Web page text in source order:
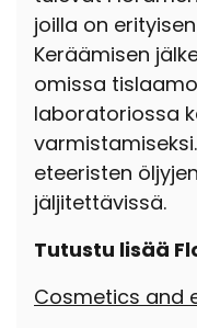
joilla on
Keräämisen
omissa
laboratoriossa
eteeristen
jäljitettävissä.
Tutustu lisää
Cosmetics and